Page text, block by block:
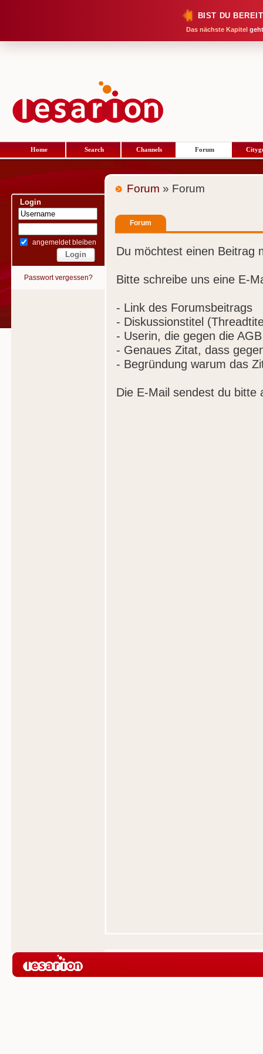
BIST DU
Das nächste Kapitel
Home Search Channels Forum
Login
angemeldet bleiben
Passwort vergessen?
Forum » Forum
Forum
Du möchtest einen Beitrag
Bitte schreibe uns eine E-
- Link des Forumsbeitrags
- Diskussionstitel
- Userin, die gegen die
- Genaues Zitat, dass
- Begründung warum das
Die E-Mail sendest du bitte